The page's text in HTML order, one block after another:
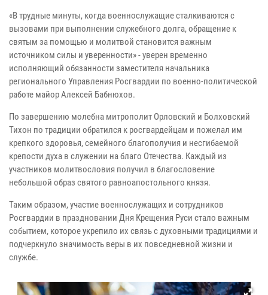
«В трудные минуты, когда военнослужащие сталкиваются с
вызовами при выполнении служебного долга, обращение к
святым за помощью и молитвой становится важным
источником силы и уверенности» - уверен временно
исполняющий обязанности заместителя начальника
регионального Управления Росгвардии по военно-политической
работе майор Алексей Бабнюхов.
По завершению молебна митрополит Орловский и Болховский
Тихон по традиции обратился к росгвардейцам и пожелал им
крепкого здоровья, семейного благополучия и несгибаемой
крепости духа в служении на благо Отечества. Каждый из
участников молитвословия получил в благословение
небольшой образ святого равноапостольного князя.
Таким образом, участие военнослужащих и сотрудников
Росгвардии в праздновании Дня Крещения Руси стало важным
событием, которое укрепило их связь с духовными традициями и
подчеркнуло значимость веры в их повседневной жизни и
службе.